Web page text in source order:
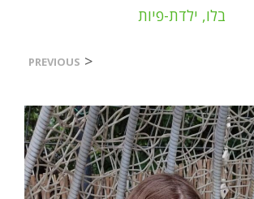
בלו, ילדת-פיות
<
PREVIOUS